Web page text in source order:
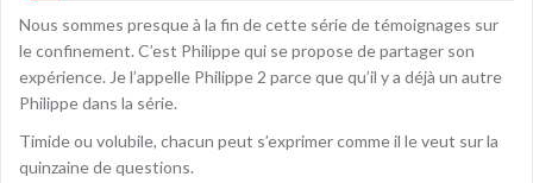
Nous sommes presque à la fin de cette série de témoignages sur
le confinement. C’est Philippe qui se propose de partager son
expérience. Je l’appelle Philippe 2 parce que qu’il y a déjà un autre
Philippe dans la série.
Timide ou volubile, chacun peut s’exprimer comme il le veut sur la
quinzaine de questions.